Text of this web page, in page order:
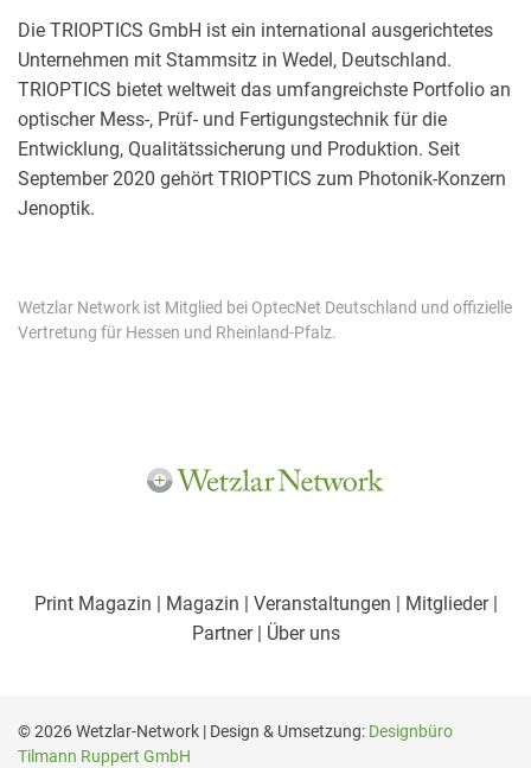
Die TRIOPTICS GmbH ist ein international ausgerichtetes
Unternehmen mit Stammsitz in Wedel, Deutschland.
TRIOPTICS bietet weltweit das umfangreichste Portfolio an
optischer Mess-, Prüf- und Fertigungstechnik für die
Entwicklung, Qualitätssicherung und Produktion. Seit
September 2020 gehört TRIOPTICS zum Photonik-Konzern
Jenoptik.
Wetzlar Network ist Mitglied bei OptecNet Deutschland und offizielle
Vertretung für Hessen und Rheinland-Pfalz.
Print Magazin | Magazin | Veranstaltungen | Mitglieder|
Partner| Über uns
© 2026 Wetzlar-Network | Design & Umsetzung: Designbüro
Tilmann Ruppert GmbH